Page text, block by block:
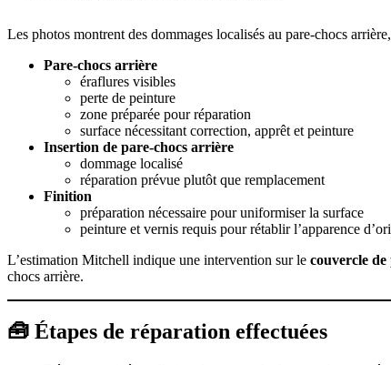
Les photos montrent des dommages localisés au pare-chocs
Pare-chocs arrière
éraflures visibles
perte de peinture
zone préparée pour réparation
surface nécessitant correction, apprêt et peinture
Insertion de pare-chocs arrière
dommage localisé
réparation prévue plutôt que remplacement
Finition
préparation nécessaire pour uniformiser la surface
peinture et vernis requis pour rétablir l’apparence
L’estimation Mitchell indique une intervention sur le couvercle
chocs arrière.
🧰 Étapes de réparation effectuées